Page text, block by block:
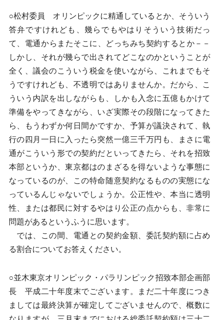
○松村委員 オリンピックに精通しているとか、そういう
答弁ですけれども、幾らでもやはりそういう技術だっ
て、電通からまたそこに、どっちみち契約するとか－－
しかし、それが幾らで出されてどこなのかということが
全く、議会のこういう税金を使いながら、これまでもそ
うですけれども、不透明ではありませんか。だから、こ
ういう内訳を出しながらも、しかも入念に五億もかけて
準備をやってきながら、いざ実際その段階になってきた
ら、もうわずか何日間かですか、予算が議決されて、執
行の四月一日に入ったら突然一億三千万円も、まさに電
通がこういう形での契約だといってきたら、それを招致
本部というか、東京都はのまざるを得ないような事態に
なっているのが、この特命随意契約なるものの実態にな
っているんじゃないでしょうか。公正性や、本当に透明
性、または都民に対するやはり公正の点からも、非常に
問題があるというふうに思います。
では、この間、電通との契約金額、委託契約額に占め
る割合についてお答えください。
○並木東京オリンピック・パラリンピック招致本部企画部
長 平成二十年度末でございます。まだ二十年度につき
ましては最終決算が確定してございませんので、概数に